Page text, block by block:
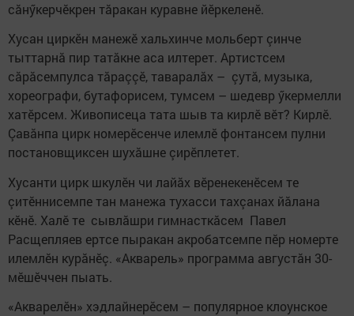
сăнӳкерчӗкрен тăракан куравне йӗркеленӗ.
Хусан циркӗн манежӗ хальхинче мольберт çинче
тыттарнă пир татăкне аса илтерет. Артистсем
сăрăсемпулса тăраççӗ, таваралăх – çутă, музыка,
хореографи, бутафорисем, тумсем – шедевр ӳкермелли
хатӗрсем. Живописеца тата шыв та кирлӗ вӗт? Кирлӗ.
Çавăнпа цирк номерӗсенче илемлӗ фонтансем пулни
постановщиксен шухăшне çирӗплетет.
Хусанти цирк шкулӗн чи лайăх вӗренекенӗсем те
çитӗннисемпе тан манежа тухасси тахçанах йăлана
кӗнӗ. Халӗ те сывлăшри гимнасткăсем Павел
Расщепляев ертсе пыракан акробатсемпе пӗр номерте
илемлӗн курăнӗç. «Акварель» программа августăн 30-
мӗшӗччен пыать.
«Акварелӗн» хэдлайнерӗсем – популярное клоунское